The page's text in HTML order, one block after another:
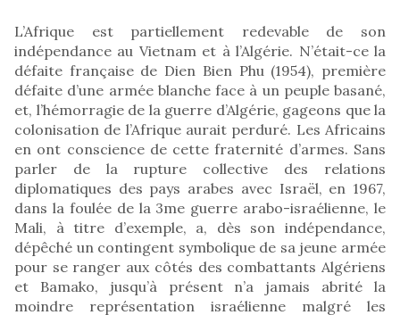
L’Afrique est partiellement redevable de son
indépendance au Vietnam et à l’Algérie. N’était-ce la
défaite française de Dien Bien Phu (1954), première
défaite d’une armée blanche face à un peuple basané,
et, l’hémorragie de la guerre d’Algérie, gageons que la
colonisation de l’Afrique aurait perduré. Les Africains
en ont conscience de cette fraternité d’armes. Sans
parler de la rupture collective des relations
diplomatiques des pays arabes avec Israël, en 1967,
dans la foulée de la 3me guerre arabo-israélienne, le
Mali, à titre d’exemple, a, dès son indépendance,
dépêché un contingent symbolique de sa jeune armée
pour se ranger aux côtés des combattants Algériens
et Bamako, jusqu’à présent n’a jamais abrité la
moindre représentation israélienne malgré les